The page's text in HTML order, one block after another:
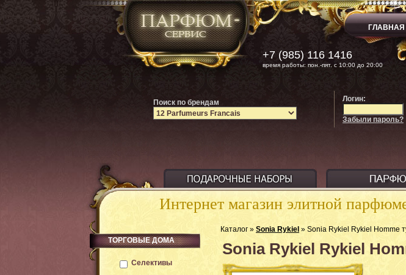
Интернет магазин элитной
Каталог » Sonia Rykiel » Sonia Rykiel Rykiel Homme
Sonia Rykiel Rykiel
ТОРГОВЫЕ ДОМА
Селективы
ГЛАВНАЯ
+7 (985) 116 1416
время работы: пон.-пят. с 10:00 до 20:00
Поиск по брендам Логин:
Забыли пароль?